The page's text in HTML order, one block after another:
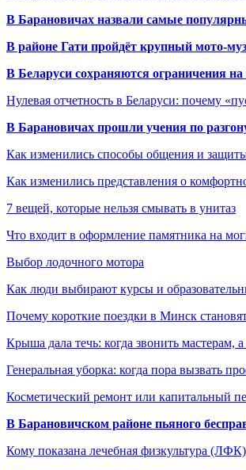
В Барановичах назвали самые
В районе Гати пройдёт крупный мото-
В Беларуси сохраняются ограничения
Нулевая отчетность в Беларуси: почему
В Барановичах прошли учения по
Как изменились способы общения и
Как изменились представления о
7 вещей, которые нельзя смывать в унитаз
Что входит в оформление памятника на
Выбор лодочного мотора
Как люди выбирают курсы и
Почему короткие поездки в Минск
Крыша дала течь: когда звонить мастерам,
Генеральная уборка: когда пора вызвать
Косметический ремонт или капитальный
В Барановичском районе пьяного
Кому показана лечебная физкультура